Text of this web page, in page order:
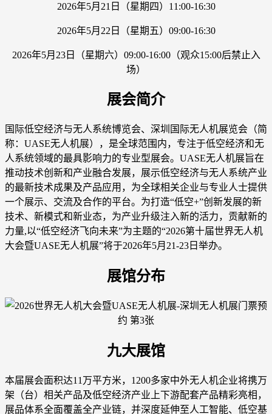
2026年5月21日（星期四）11:00-16:30
2026年5月22日（星期五）09:00-16:30
2026年5月23日（星期六）09:00-16:00（观众15:00后禁止入
场）
展会简介
国际低空经济与无人系统博览会、深圳国际无人机展览会（简
称：UASE无人机展），是全球范围内，专注于低空经济和无
人系统领域的最具影响力的专业型展会。UASE无人机展旨在
推动技术创新和产业融合发展，展示低空经济与无人系统产业
的最新技术成果及产品应用，为全球相关企业与专业人士提供
一个展示、交流及合作的平台。为打造“低空+”创新发展的新
技术、新模式和新业态，为产业升级注入新的活力，贡献新的
力量,以“低空经济飞向未来”为主题的“2026第十届世界无人机
大会暨UASE无人机展”将于2026年5月21-23日举办。
展馆分布
九大展馆
本届展会面积达11万平方米，1200多家中外无人机企业将携万
架（台）相关产品及低空经济产业上下游配套产品精彩亮相，
展品体系全面覆盖全产业链，并深度延伸至人工智能、低空基